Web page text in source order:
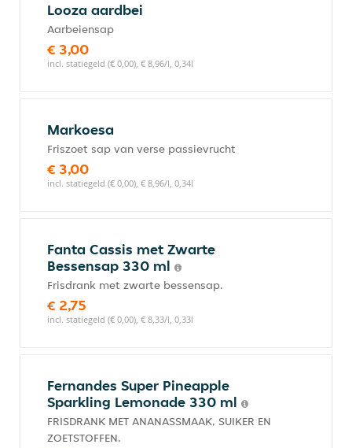
Looza aardbei
Aarbeiensap
€ 3,00
incl. statiegeld (€ 0,00), € 8,96/l, 0,34l
Markoesa
Friszoet sap van verse passievrucht
€ 3,00
incl. statiegeld (€ 0,00), € 8,96/l, 0,34l
Fanta Cassis met Zwarte
Bessensap 330 ml
Frisdrank met zwarte bessensap.
€ 2,75
incl. statiegeld (€ 0,00), € 8,33/l, 0,33l
Fernandes Super Pineapple
Sparkling Lemonade 330 ml
FRISDRANK MET ANANASSMAAK, SUIKER EN
ZOETSTOFFEN.